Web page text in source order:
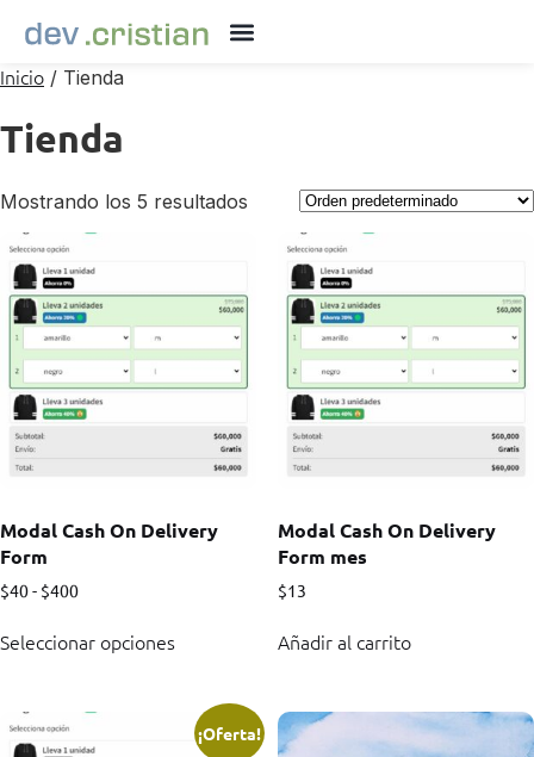
Inicio / Tienda
Tienda
Mostrando los 5 resultados
Modal Cash On Delivery
Form
$40- $400
Seleccionar opciones
Modal Cash On Delivery
Form mes
$13
Añadir al carrito
¡Oferta!